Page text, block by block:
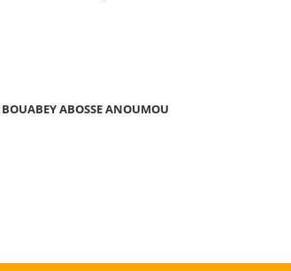
BOUABEY ABOSSE ANOUMOU